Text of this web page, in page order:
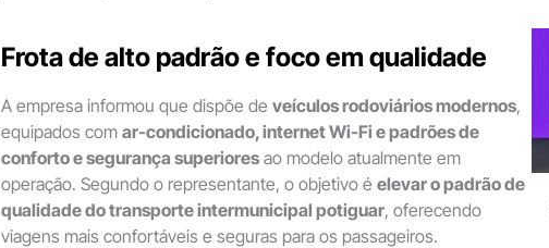
Frota de alto padrão e foco em qualidade
A empresa informou que dispõe de veículos rodoviários modernos,
equipados com ar-condicionado, internet Wi-Fi e padrões de
conforto e segurança superiores ao modelo atualmente em
operação. Segundo o representante, o objetivo é elevar o padrão de
qualidade do transporte intermunicipal potiguar, oferecendo
viagens mais confortáveis e seguras para os passageiros.